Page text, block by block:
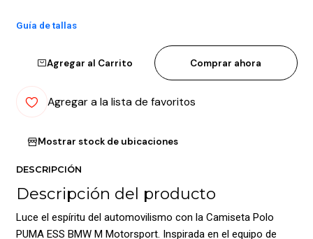
Guía de tallas
Agregar al Carrito Comprar ahora
Agregar a la lista de favoritos
Mostrar stock de ubicaciones
DESCRIPCIÓN
Descripción del producto
Luce el espíritu del automovilismo con la Camiseta Polo
PUMA ESS BMW M Motorsport. Inspirada en el equipo de